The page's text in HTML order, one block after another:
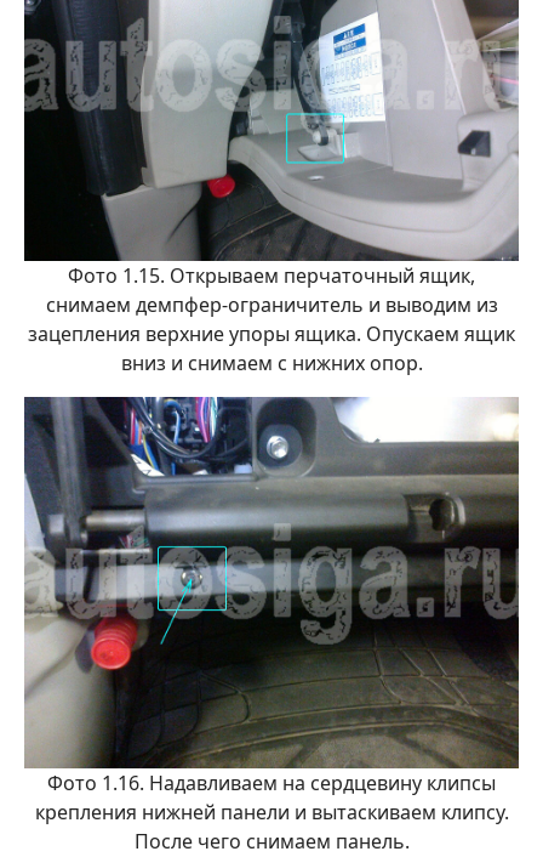
Фото 1.15. Открываем перчаточный ящик,
снимаем демпфер-ограничитель и выводим из
зацепления верхние упоры ящика. Опускаем ящик
вниз и снимаем с нижних опор.
Фото 1.16. Надавливаем на сердцевину клипсы
крепления нижней панели и вытаскиваем клипсу.
После чего снимаем панель.